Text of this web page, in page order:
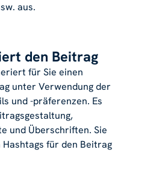
aus.
den Beitrag
für Sie einen
unter Verwendung der
und -präferenzen. Es
und Überschriften. Sie
Hashtags für den Beitrag